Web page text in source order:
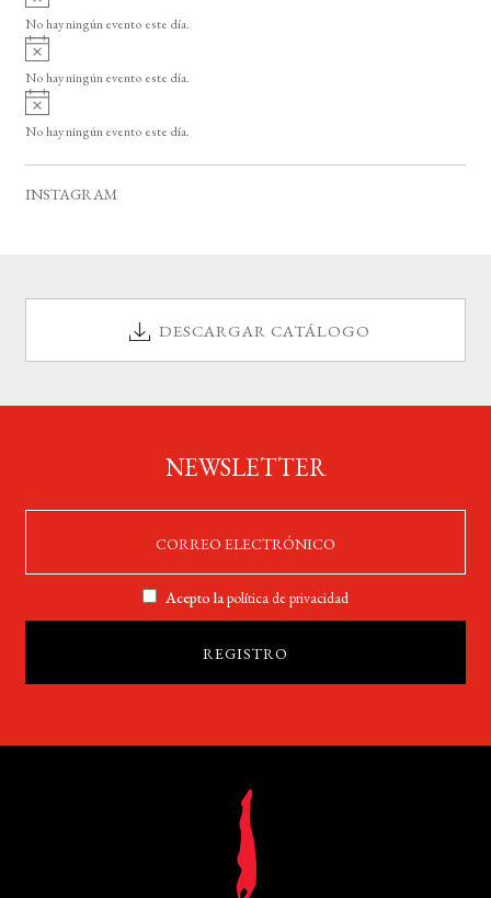
o
v
i
o
No hay ningún evento este día.
A
v
i
o
No hay ningún evento este día.
A
v
i
No hay ningún evento este día.
INSTAGRAM
DESCARGAR CATÁLOGO
NEWSLETTER
Acepto lapolítica de privacidad